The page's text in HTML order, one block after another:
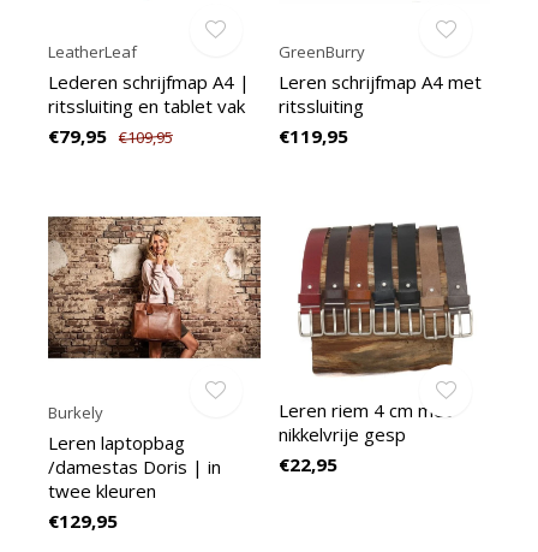
LeatherLeaf
Lederen schrijfmap A4 |
ritssluiting en tablet vak
€79,95 €109,95
GreenBurry
Leren schrijfmap A4 met
ritssluiting
€119,95
Burkely
Leren laptopbag
/damestas Doris | in
twee kleuren
€129,95
Leren riem 4 cm met
nikkelvrije gesp
€22,95